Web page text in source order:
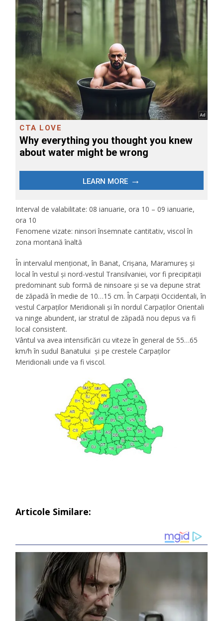
Interval de valabilitate: 08 ianuarie, ora 10 – 09 ianuarie,
ora 10
Fenomene vizate: ninsori însemnate cantitativ, viscol în
zona montană înaltă
În intervalul menționat, în Banat, Crișana, Maramureș și
local în vestul și nord-vestul Transilvaniei, vor fi precipitații
predominant sub formă de ninsoare și se va depune strat
de zăpadă în medie de 10…15 cm. În Carpații Occidentali, în
vestul Carpaților Meridionali și în nordul Carpaților Orientali
va ninge abundent, iar stratul de zăpadă nou depus va fi
local consistent.
Vântul va avea intensificări cu viteze în general de 55…65
km/h în sudul Banatului și pe crestele Carpaților
Meridionali unde va fi viscol.
Articole Similare: